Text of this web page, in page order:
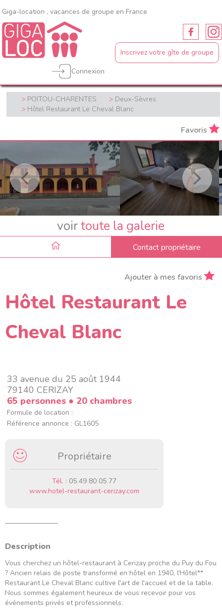
Giga-location , vacances de groupe en France
Inscrivez votre gîte de groupe
Connexion
POITOU-CHARENTES
Deux-Sèvres
Hôtel Restaurant Le Cheval Blanc
Favoris
voirtoute la galerie
Contact propriétaire
Ajouter à mes favoris
Hôtel Restaurant Le
Cheval Blanc
33 avenue du 25 août 1944
79140 CERIZAY
65 personnes ● 20 chambres
Formule de location :
Référence annonce : GL1605
Propriétaire
Tél. : 05 49 80 05 77
www.hotel-restaurant-cerizay.com
Description
Vous cherchez un hôtel-restaurant à Cerizay proche du Puy du Fou
? Ancien relais de poste transformé en hôtel en 1940, l'Hôtel**
Restaurant Le Cheval Blanc cultive l'art de l'accueil et de la table.
Nous sommes également heureux de vous recevoir pour vos
événements privés et professionnels.